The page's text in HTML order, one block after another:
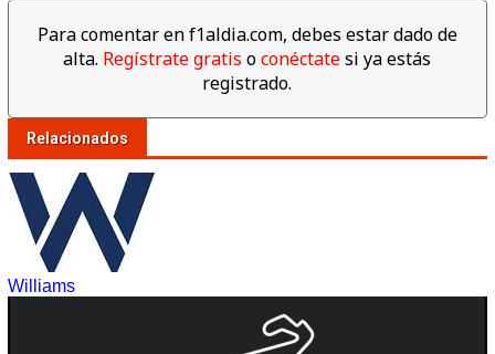
Para comentar en f1aldia.com, debes estar dado de
alta. Regístrate gratis oconéctatesi ya estás
registrado.
Relacionados
Williams